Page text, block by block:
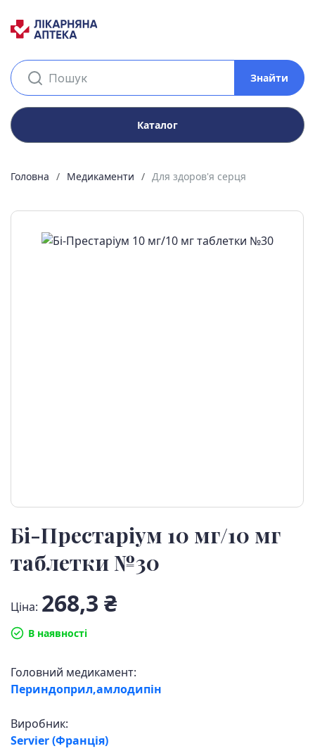
Каталог
Знайти
Головна Медикаменти Для здоров'я серця
Бі-Престаріум 10 мг/10 мг
таблетки №30
Ціна: 268,3 ₴
В наявності
Головний медикамент:
Периндоприл,амлодипін
Виробник:
Servier (Франція)